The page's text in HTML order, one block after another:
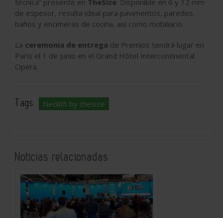
técnica” presente en TheSize. Disponible en 6 y 12 mm
de espesor, resulta ideal para pavimentos, paredes,
baños y encimeras de cocina, así como mobiliario.
La ceremonia de entrega de Premios tendrá lugar en
París el 1 de junio en el Grand Hôtel Intercontinental
Opera.
Tags: Neolith by thesize
Noticias relacionadas